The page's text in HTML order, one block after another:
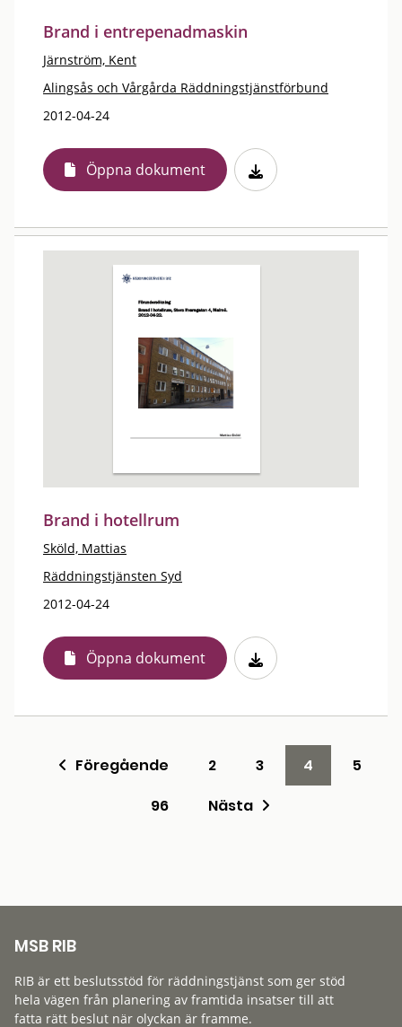
Brand i entrepenadmaskin
Järnström, Kent
Alingsås och Vårgårda Räddningstjänstförbund
2012-04-24
Öppna dokument
Brand i hotellrum
Sköld, Mattias
Räddningstjänsten Syd
2012-04-24
Öppna dokument
Föregående 2 3 4
5
96
Nästa
MSB RIB
RIB är ett beslutsstöd för räddningstjänst som ger stöd
hela vägen från planering av framtida insatser till att
fatta rätt beslut när olyckan är framme.